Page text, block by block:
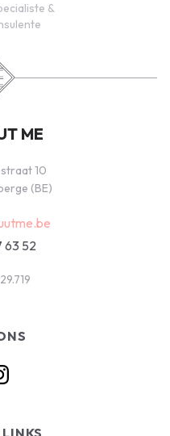
&
ME
10
(BE)
63 52